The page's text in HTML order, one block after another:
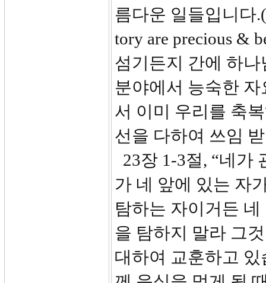
름다운 일들입니다
tory are precious &
섬기든지 간에 하
분야에서 능숙한
서 이미 우리를 축
선을 다하여 쓰임
23장 1-3절, “네가
가 네 앞에 있는 자
탐하는 자이거든
을 탐하지 말라 그
대하여 교훈하고